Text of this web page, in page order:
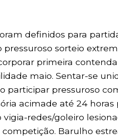
definidos para
sorteio
primeira
maio. Sentar-se
participar pressuroso
acimade até 24 horas
redes/goleiro
Barulho